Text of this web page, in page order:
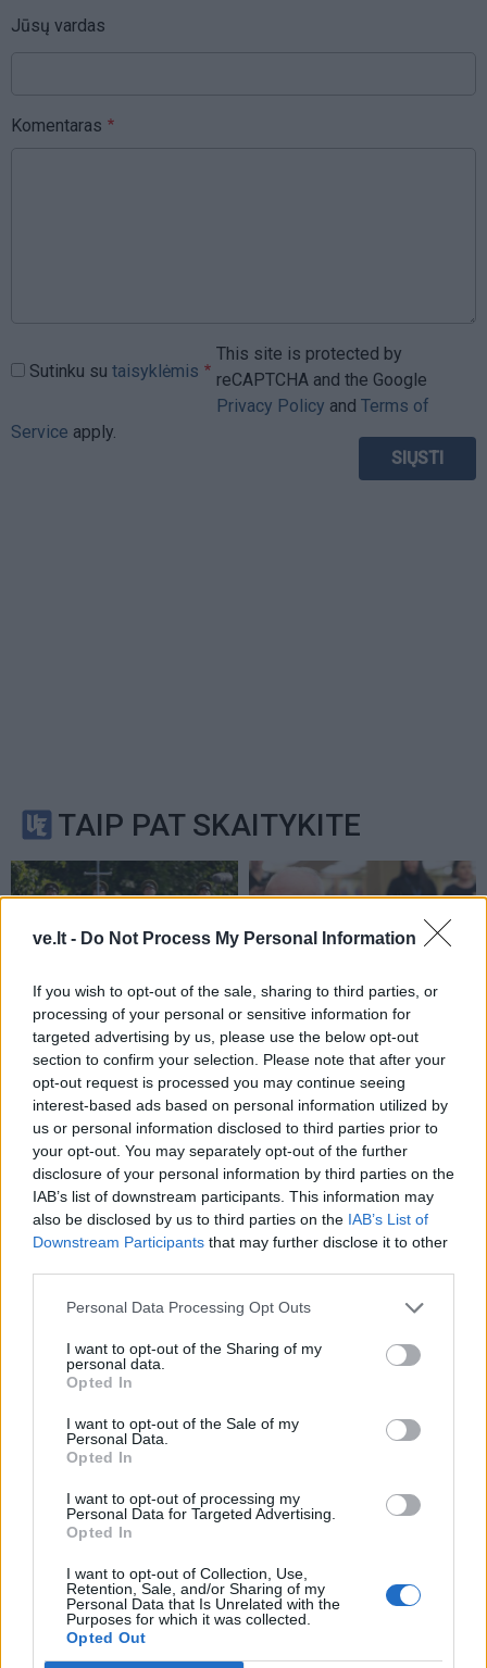
ve.lt - Do Not Process My Personal Information
If you wish to opt-out of the sale, sharing to third parties, or
processing of your personal or sensitive information for
targeted advertising by us, please use the below opt-out
section to confirm your selection. Please note that after your
opt-out request is processed you may continue seeing
interest-based ads based on personal information utilized by
us or personal information disclosed to third parties prior to
your opt-out. You may separately opt-out of the further
disclosure of your personal information by third parties on the
IAB’s list of downstream participants. This information may
also be disclosed by us to third parties on the IAB’s List of
Downstream Participants that may further disclose it to other
Personal Data Processing Opt Outs
I want to opt-out of the Sharing of my
personal data.
Opted In
I want to opt-out of the Sale of my
Personal Data.
Opted In
I want to opt-out of processing my
Personal Data for Targeted Advertising.
Opted In
I want to opt-out of Collection, Use,
Retention, Sale, and/or Sharing of my
Personal Data that Is Unrelated with the
Purposes for which it was collected.
Opted Out
Jūsų vardas
Komentaras
Sutinku su taisyklėmis
This site is protected by
reCAPTCHA and the Google
Privacy Policy and Terms of
Service apply.
TAIP PAT SKAITYKITE
Lietuva
Pirmoji atkurtos
nepriklausomos Lietuvos
premjerė atgulė amžinojo
poilsio (1)
Lietuva
Statybos inspekcija
Pinskų sodyboje nustatė
dar vieną pažeidimą:
nurodyta nugriauti dalį
terasos
Ketvirtadienį bus
palaidota pirmoji
nepriklausomos Lietuvos
premjerė Prunskienė
Išleidžiamas pašto
Nidos dailininkų koloniją
Lietuva
Žiniasklaida: „Norfos“
Lietuva
Vaiko teisių apsaugos